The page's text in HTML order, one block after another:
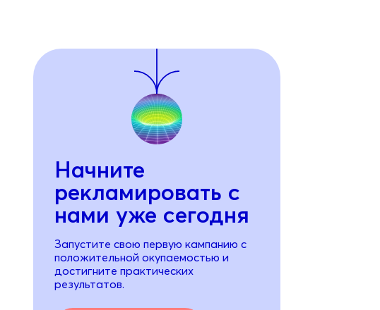
Начните
рекламировать с
нами уже сегодня
Запустите свою первую кампанию с
положительной окупаемостью и
достигните практических
результатов.